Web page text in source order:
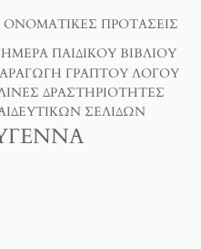
ΟΝΟΜΑΤΙΚΈΣ ΠΡΟΤΆΣΕΙΣ
ΠΑΙΔΙΚΟΎ ΒΙΒΛΊΟΥ
ΓΡΑΠΤΟΎ ΛΌΓΟΥ
ΔΡΑΣΤΗΡΙΌΤΗΤΕΣ
ΣΕΛΊΔΩΝ